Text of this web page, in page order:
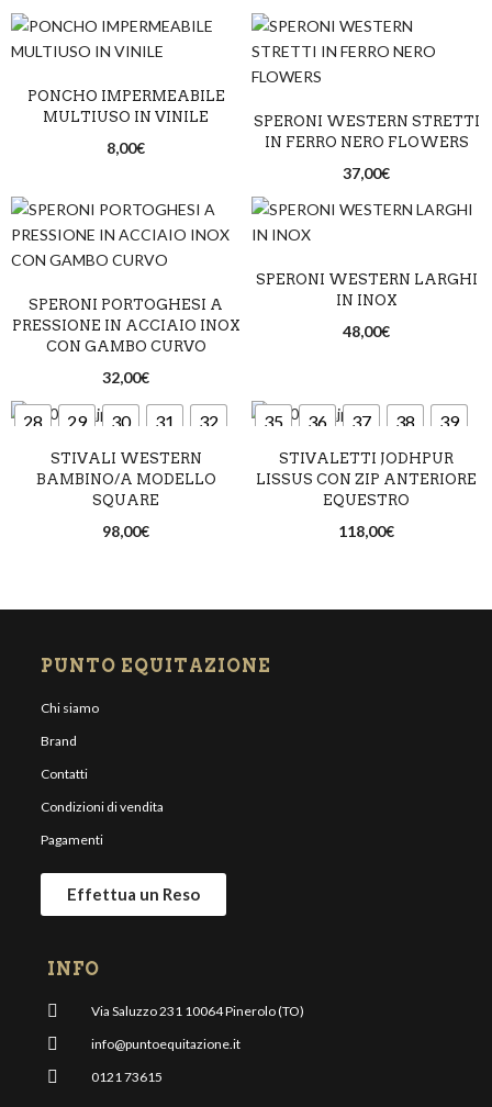
PONCHO IMPERMEABILE
MULTIUSO IN VINILE
8,00€
SPERONI WESTERN STRETTI
IN FERRO NERO FLOWERS
37,00€
SPERONI PORTOGHESI A
PRESSIONE IN ACCIAIO INOX
CON GAMBO CURVO
32,00€
SPERONI WESTERN LARGHI
IN INOX
48,00€
28 29 30 31
32
34 35 36 37
STIVALI WESTERN
BAMBINO/A MODELLO
SQUARE
98,00€
35 36 37 38
39
40
41 42 43
44
46
STIVALETTI JODHPUR
LISSUS CON ZIP ANTERIORE
EQUESTRO
118,00€
PUNTO EQUITAZIONE
Chi siamo
Brand
Contatti
Condizioni di vendita
Pagamenti
Effettua un Reso
INFO
Via Saluzzo 231 10064 Pinerolo (TO)
info@puntoequitazione.it
0121 73615